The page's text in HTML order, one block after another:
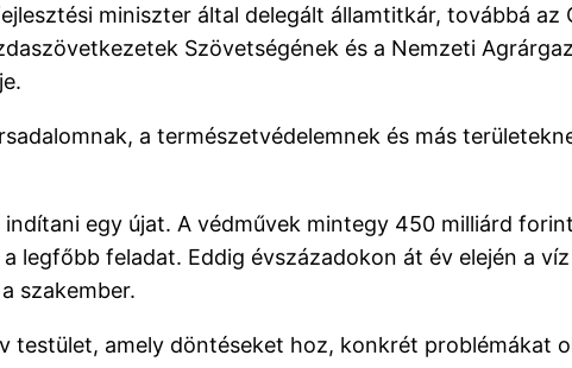
miniszter által delegált államtitkár, továbbá az
Szövetségének és a Nemzeti
a természetvédelemnek és más
egy újat. A védművek mintegy 450 milliárd
legfőbb feladat. Eddig évszázadokon át év elején a
szakember.
amely döntéseket hoz, konkrét problémákat